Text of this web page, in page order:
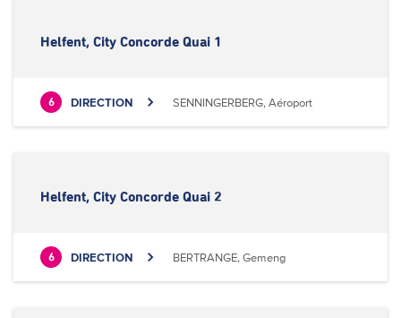
Helfent, City Concorde Quai 1
6 DIRECTION SENNINGERBERG, Aéroport
Helfent, City Concorde Quai 2
6 DIRECTION BERTRANGE, Gemeng